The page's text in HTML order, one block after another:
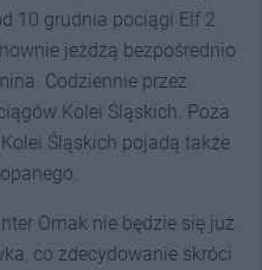
10 grudnia pociągi Elf 2
jeżdżą bezpośrednio
Codziennie przez
Kolei Śląskich. Poza
Śląskich pojadą także
Ornak nie będzie się już
co zdecydowanie skróci